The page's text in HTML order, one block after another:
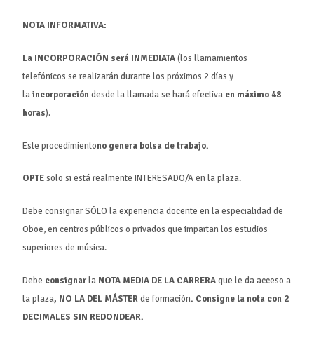
NOTA INFORMATIVA:
La INCORPORACIÓN será INMEDIATA(los llamamientos
telefónicos se realizarán durante los próximos 2 días y
laincorporacióndesde la llamada se hará efectiva en máximo 48
horas).
Este procedimientono genera bolsa de trabajo.
OPTEsolo si está realmente INTERESADO/A en la plaza.
Debe consignar SÓLO la experiencia docente en la especialidad de
Oboe, en centros públicos o privados que impartan los estudios
superiores de música.
Debe consignarla NOTA MEDIA DE LA CARRERAque le da acceso a
la plaza, NO LA DEL MÁSTERde formación. Consigne la nota con 2
DECIMALES SIN REDONDEAR.